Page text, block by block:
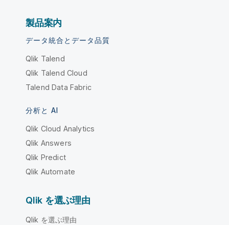
製品案内
データ統合とデータ品質
Qlik Talend
Qlik Talend Cloud
Talend Data Fabric
分析と AI
Qlik Cloud Analytics
Qlik Answers
Qlik Predict
Qlik Automate
Qlik を選ぶ理由
Qlik を選ぶ理由